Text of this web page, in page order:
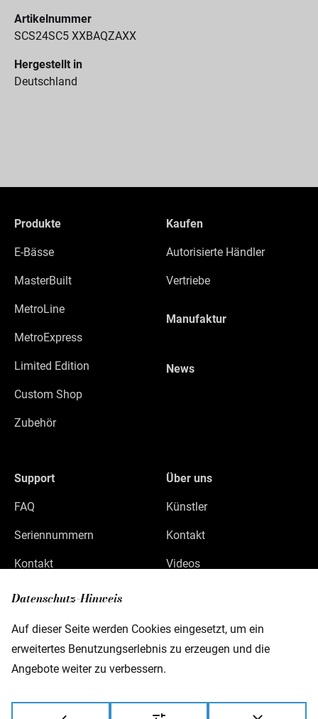
Datenschutz-Hinweis
Auf dieser Seite werden Cookies eingesetzt, um ein
erweitertes Benutzungserlebnis zu erzeugen und die
Angebote weiter zu verbessern.
Artikelnummer
SCS24SC5 XXBAQZAXX
Hergestellt in
Deutschland
Produkte
E-Bässe
MasterBuilt
MetroLine
MetroExpress
Limited Edition
Custom Shop
Zubehör
Kaufen
Autorisierte Händler
Vertriebe
Manufaktur
News
Support
FAQ
Seriennummern
Kontakt
Über uns
Künstler
Kontakt
Videos
Gewerbepark 46
D-08258 Markneukirchen